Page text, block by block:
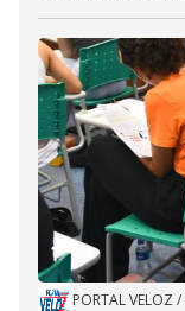
PORTAL VELOZ /